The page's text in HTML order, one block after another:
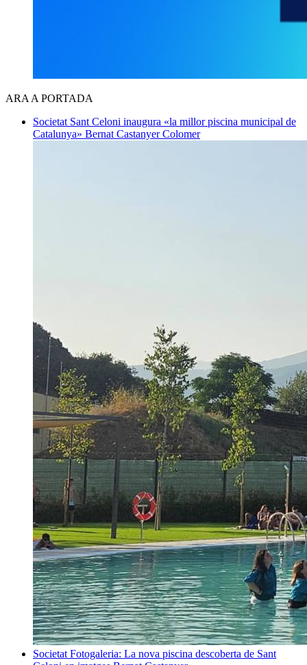
ARA A PORTADA
Societat Sant Celoni inaugura «la millor piscina municipal de
Catalunya» Bernat Castanyer Colomer
Societat Fotogaleria: La nova piscina descoberta de Sant